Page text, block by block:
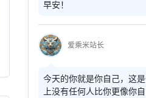
早安！
爱乘米站长
今天的你就是你自己，这
上没有任何人比你更像你自